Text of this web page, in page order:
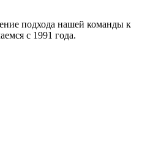
подхода нашей команды к
с 1991 года.